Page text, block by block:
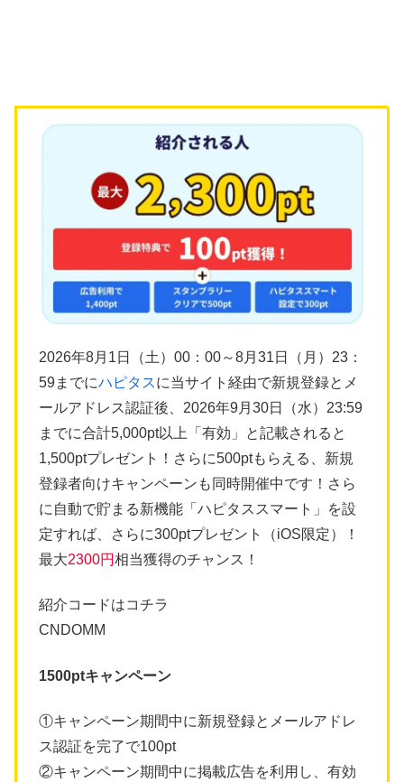
2026年8月1日（土）00：00～8月31日（月）23：
59までにハピタスに当サイト経由で新規登録とメ
ールアドレス認証後、2026年9月30日（水）23:59
までに合計5,000pt以上「有効」と記載されると
1,500ptプレゼント！さらに500ptもらえる、新規
登録者向けキャンペーンも同時開催中です！さら
に自動で貯まる新機能「ハピタススマート」を設
定すれば、さらに300ptプレゼント（iOS限定）！
最大2300円相当獲得のチャンス！
紹介コードはコチラ
CNDOMM
1500ptキャンペーン
①キャンペーン期間中に新規登録とメールアドレ
ス認証を完了で100pt
②キャンペーン期間中に掲載広告を利用し、有効